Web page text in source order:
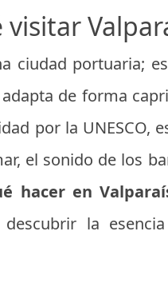
visitar
ciudad portuaria;
de forma
por la UNESCO,
el sonido de los
hacer en
descubrir la